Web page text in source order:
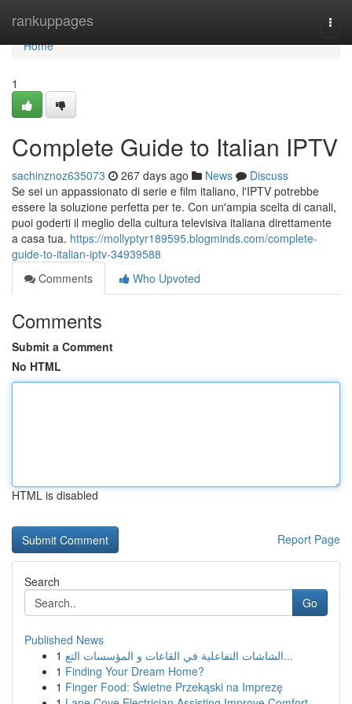
rankuppages
Home
Home
1
Complete Guide to Italian IPTV
sachinznoz635073 267 days ago News
Discuss
Se sei un appassionato di serie e film italiano, l'IPTV potrebbe
essere la soluzione perfetta per te. Con un'ampia scelta di canali,
puoi goderti il meglio della cultura televisiva italiana direttamente
a casa tua. https://mollyptyr189595.blogminds.com/complete-
guide-to-italian-iptv-34939588
Comments
Who Upvoted
Comments
Submit a Comment
No HTML
HTML is disabled
Report Page
Search
Go
Published News
1
الشاشات التفاعلية في القاعات و المؤسسات التع...
1 Finding Your Dream Home?
1 Finger Food: Świetne Przekąski na Imprezę